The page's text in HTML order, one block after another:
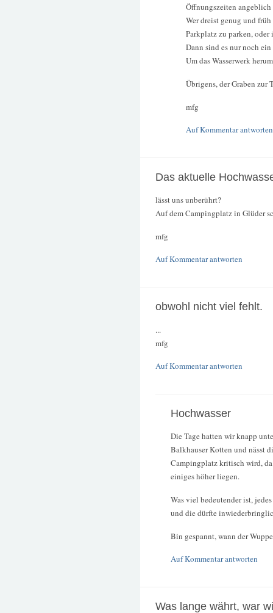
Öffnungszeiten angeblich
Wer dreist genug und
Parkplatz zu parken,
Dann sind es nur noch ein
Um das Wasserwerk
Übrigens, der Graben zur
mfg
Auf Kommentar antworten
Das aktuelle
lässt uns unberührt?
Auf dem Campingplatz in Glüder
mfg
Auf Kommentar antworten
obwohl nicht viel fehlt.
...
mfg
Auf Kommentar antworten
Hochwasser
Die Tage hatten wir knapp
Balkhauser Kotten und nässt
Campingplatz kritisch wird,
einiges höher liegen.
Was viel bedeutender ist,
und die dürfte
Bin gespannt, wann der
Auf Kommentar antworten
Was lange währt, war